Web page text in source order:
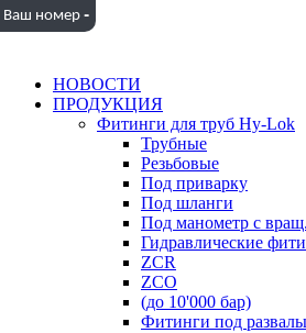
НОВОСТИ
ПРОДУКЦИЯ
Фитинги для труб Hy-Lok
Трубные
Резьбовые
Под приварку
Под шланги
Под манометр с
Гидравлические
ZCR
ZCO
(до 10'000 бар)
Фитинги под
Ваш номер -